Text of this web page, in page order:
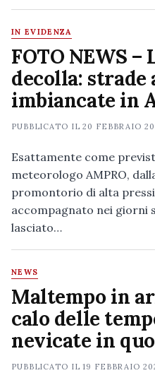
IN EVIDENZA
FOTO NEWS –
decolla: strade
imbiancate in
PUBBLICATO IL20 FEBBRAIO
Esattamente come
meteorologo AMPRO,
promontorio di alta
accompagnato nei giorni
lasciato…
NEWS
Maltempo in
calo delle
nevicate in
PUBBLICATO IL19 FEBBRAIO